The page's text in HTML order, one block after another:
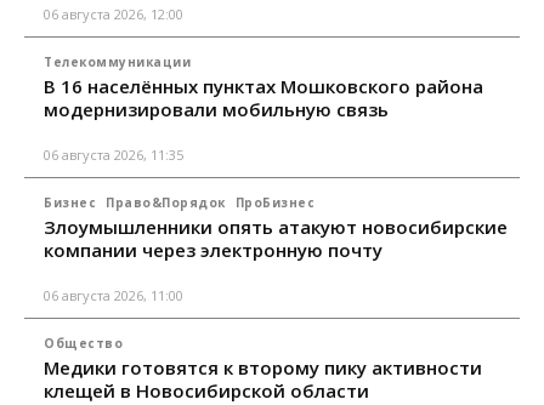
06 августа 2026, 12:00
Телекоммуникации
В 16 населённых пунктах Мошковского района
модернизировали мобильную связь
06 августа 2026, 11:35
Бизнес Право&Порядок ПроБизнес
Злоумышленники опять атакуют новосибирские
компании через электронную почту
06 августа 2026, 11:00
Общество
Медики готовятся к второму пику активности
клещей в Новосибирской области